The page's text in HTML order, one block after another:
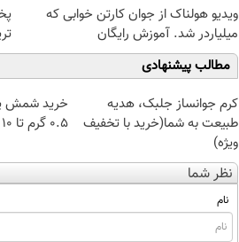
ویدیو هولناک از جوان کارتن خوابی که
میلیاردر شد. آموزش رایگان
مطالب پیشنهادی
کرم جوانساز جلبک، هدیه
طبیعت به شما(خرید با تخفیف
ویژه)
خرید شمش
۰.۵ گرم تا ۱۰ گرم
نظر شما
نام